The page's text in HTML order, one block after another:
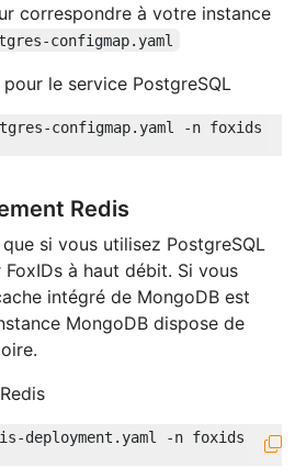
correspondre à votre instance
configmap.yaml
pour le service PostgreSQL
Redis
que si vous utilisez PostgreSQL
à haut débit. Si vous
intégré de MongoDB est
MongoDB dispose de